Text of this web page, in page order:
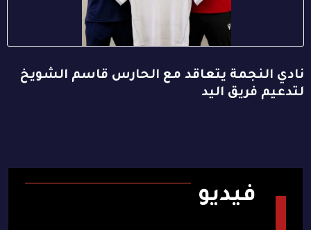
نادي النجمة يتعاقد مع الحارس قاسم الشويخ
لتدعيم فريق اليد
فيديو